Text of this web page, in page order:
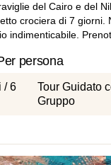
del Cairo e del
crociera di 7 giorni.
indimenticabile.
persona
/ 6
Tour Guidato
Gruppo